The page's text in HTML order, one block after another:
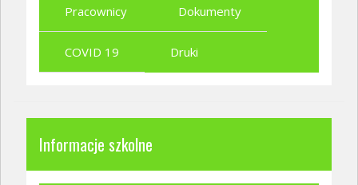
Pracownicy Dokumenty
COVID 19 Druki
Informacje szkolne